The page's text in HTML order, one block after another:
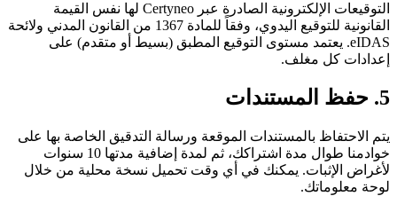
التوقيعات الإلكترونية الصادرة عبر Certyneo لها نفس القيمة
القانونية للتوقيع اليدوي، وفقاً للمادة 1367 من القانون المدني ولائحة
eIDAS. يعتمد مستوى التوقيع المطبق (بسيط أو متقدم) على
إعدادات كل مغلف.
5. حفظ المستندات
يتم الاحتفاظ بالمستندات الموقعة ورسالة التدقيق الخاصة بها على
خوادمنا طوال مدة اشتراكك، ثم لمدة إضافية مدتها 10 سنوات
لأغراض الإثبات. يمكنك في أي وقت تحميل نسخة محلية من خلال
لوحة معلوماتك.